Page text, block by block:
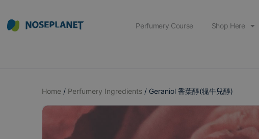
Perfumery Course Shop Here
Home / Perfumery Ingredients / Geraniol 香葉醇(牻牛兒醇)